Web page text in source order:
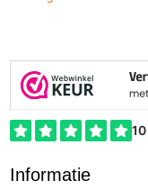
Informatie